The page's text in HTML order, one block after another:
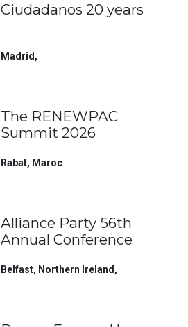
Ciudadanos 20 years
Madrid ,
The RENEWPAC
Summit 2026
Rabat, Maroc
Alliance Party 56th
Annual Conference
Belfast, Northern Ireland ,